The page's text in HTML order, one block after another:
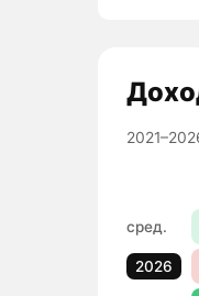
сред.
2026